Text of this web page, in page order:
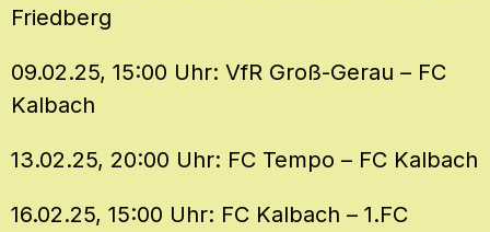
Friedberg
09.02.25, 15:00 Uhr: VfR Groß-Gerau – FC
Kalbach
13.02.25, 20:00 Uhr: FC Tempo – FC Kalbach
16.02.25, 15:00 Uhr: FC Kalbach – 1.FC